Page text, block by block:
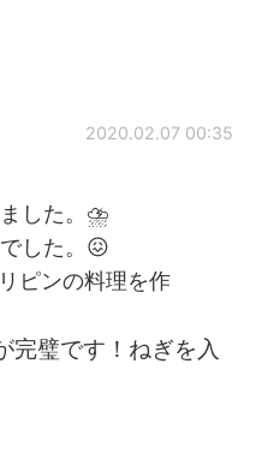
2020.02.07 00:35
ました。⛈
した。😖
ピンの料理を作
完璧です！ねぎを入